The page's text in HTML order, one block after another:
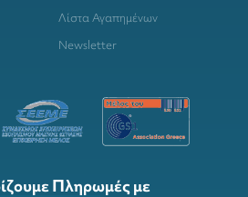
Λίστα Αγαπημένων
Newsletter
Πληρωμές με